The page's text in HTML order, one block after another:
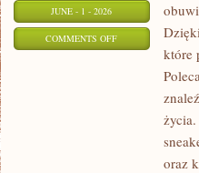
JUNE - 1 - 2026
COMMENTS OFFON
SPORTOWE
które
oraz